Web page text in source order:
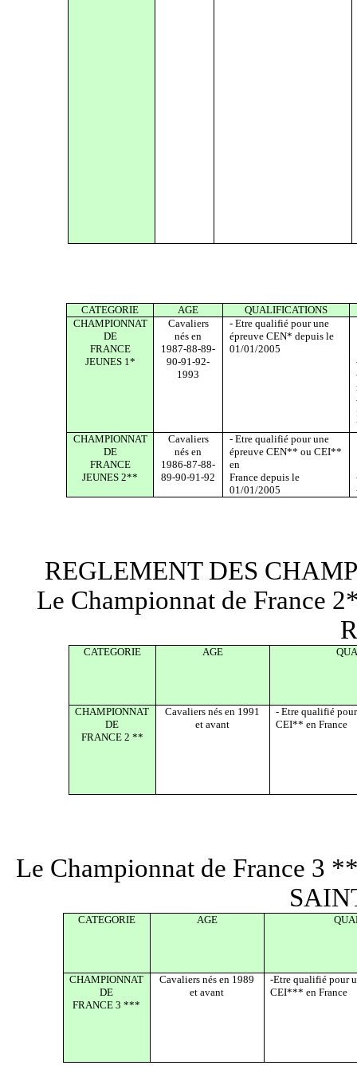
CATEGORIE AGE
QUALIFICATIONS
CHAMPIONNAT
DE
FRANCE
JEUNES 1*
Cavaliers
nés en
1987-88-89-
90-91-92-
1993
- Etre qualifié pour une
épreuve CEN* depuis le
01/01/2005
CHAMPIONNAT
DE
FRANCE
JEUNES 2**
Cavaliers
nés en
1986-87-88-
89-90-91-92
- Etre qualifié pour une
épreuve CEN** ou CEI**
en
France depuis le
01/01/2005
REGLEMENT DES
Le Championnat de France
CATEGORIE AGE
CHAMPIONNAT
DE
FRANCE 2 **
Cavaliers nés en 1991
et avant
- Etre qualifié
CEI** en France
Le Championnat de France 3
CATEGORIE AGE
CHAMPIONNAT
DE
FRANCE 3 ***
Cavaliers nés en 1989
et avant
-Etre qualifié pour
CEI*** en France